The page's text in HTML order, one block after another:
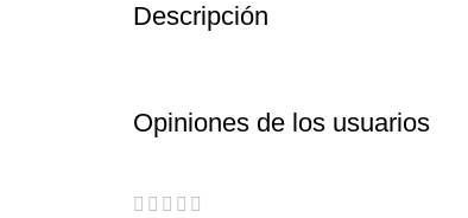
Descripción
Opiniones de los usuarios